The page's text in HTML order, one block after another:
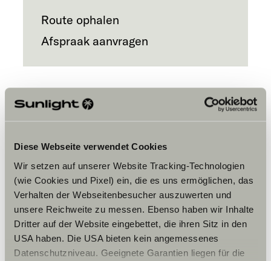
Diese Webseite verwendet Cookies
Wir setzen auf unserer Website Tracking-Technologien
(wie Cookies und Pixel) ein, die es uns ermöglichen, das
Verhalten der Webseitenbesucher auszuwerten und
unsere Reichweite zu messen. Ebenso haben wir Inhalte
Dritter auf der Website eingebettet, die ihren Sitz in den
USA haben. Die USA bieten kein angemessenes
Datenschutzniveau. Geeignete Garantien liegen für die
Route ophalen
Afspraak aanvragen
de tour te bekijken.
Cookie-instellingen